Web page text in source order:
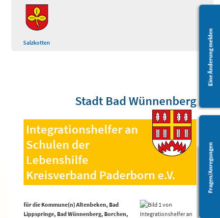
Barrierefreiheit
Eine Änderung melden
Fragen/Anregungen
Salzkotten
Stadt Bad Wünnenberg
Integrationshelfer an
Schulen der
Lebenshilfe
Kreisverband Paderborn e.V.
für die Kommune(n) Altenbeken, Bad
Lippspringe, Bad Wünnenberg, Borchen,